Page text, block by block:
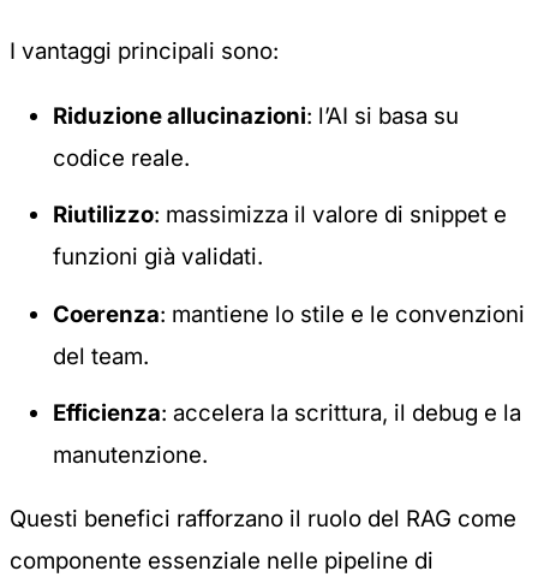
I vantaggi principali sono:
Riduzione allucinazioni: l’AI si basa su
codice reale.
Riutilizzo: massimizza il valore di snippet e
funzioni già validati.
Coerenza: mantiene lo stile e le convenzioni
del team.
Efficienza: accelera la scrittura, il debug e la
manutenzione.
Questi benefici rafforzano il ruolo del RAG come
componente essenziale nelle pipeline di